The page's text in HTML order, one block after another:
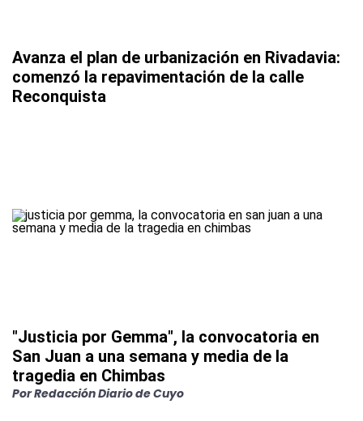
Avanza el plan de urbanización en Rivadavia:
comenzó la repavimentación de la calle
Reconquista
"Justicia por Gemma", la convocatoria en
San Juan a una semana y media de la
tragedia en Chimbas
PorRedacción Diario de Cuyo